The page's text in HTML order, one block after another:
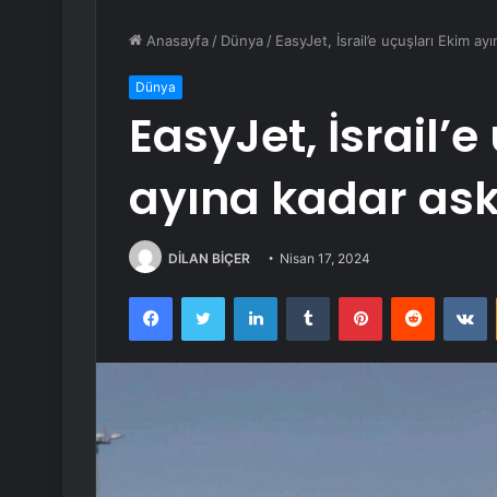
Anasayfa / Dünya / EasyJet, İsrail’e uçuşları Ekim
Dünya
EasyJet,
ayına kadar
DİLAN BİÇER Nisan 17, 2024
FacebookTwitter LinkedInTumblr PinterestReddit